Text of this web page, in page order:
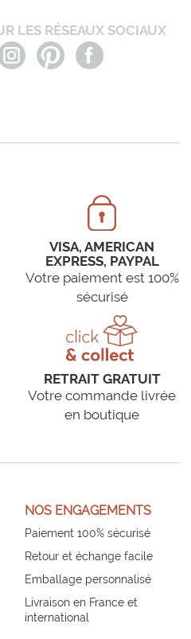
LES RÉSEAUX SOCIAUX
VISA, AMERICAN
EXPRESS, PAYPAL
Votre paiement est 100%
sécurisé
RETRAIT GRATUIT
Votre commande livrée
en boutique
NOS ENGAGEMENTS
Paiement 100% sécurisé
Retour et échange facile
Emballage personnalisé
Livraison en France et
international